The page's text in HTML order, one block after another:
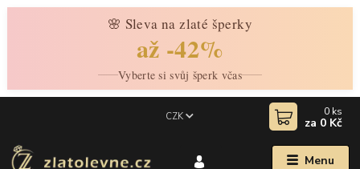
🌸 Sleva na zlaté šperky
až -42%
Vyberte si svůj šperk včas
Menu
CZK 0 ks
za 0 Kč